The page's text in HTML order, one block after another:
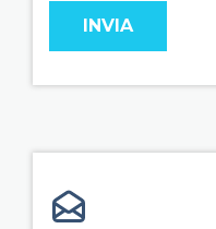
field group